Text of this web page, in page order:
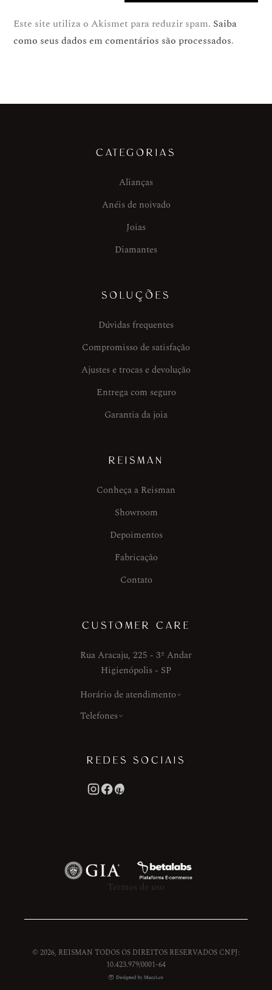
Este site utiliza o Akismet para reduzir spam. Saiba
como seus dados em comentários são processados.
CATEGORIAS
Alianças
Anéis de noivado
Joias
Diamantes
SOLUÇÕES
Dúvidas frequentes
Compromisso de satisfação
Ajustes e trocas e devolução
Entrega com seguro
Garantia da joia
REISMAN
Conheça a Reisman
Showroom
Depoimentos
Fabricação
Contato
CUSTOMER CARE
Rua Aracaju, 225 - 3º Andar
Higienópolis - SP
Horário de atendimento
Telefones
REDES SOCIAIS
Termos de uso
© 2026, REISMAN TODOS OS DIREITOS RESERVADOS CNPJ:
10.423.979/0001-64